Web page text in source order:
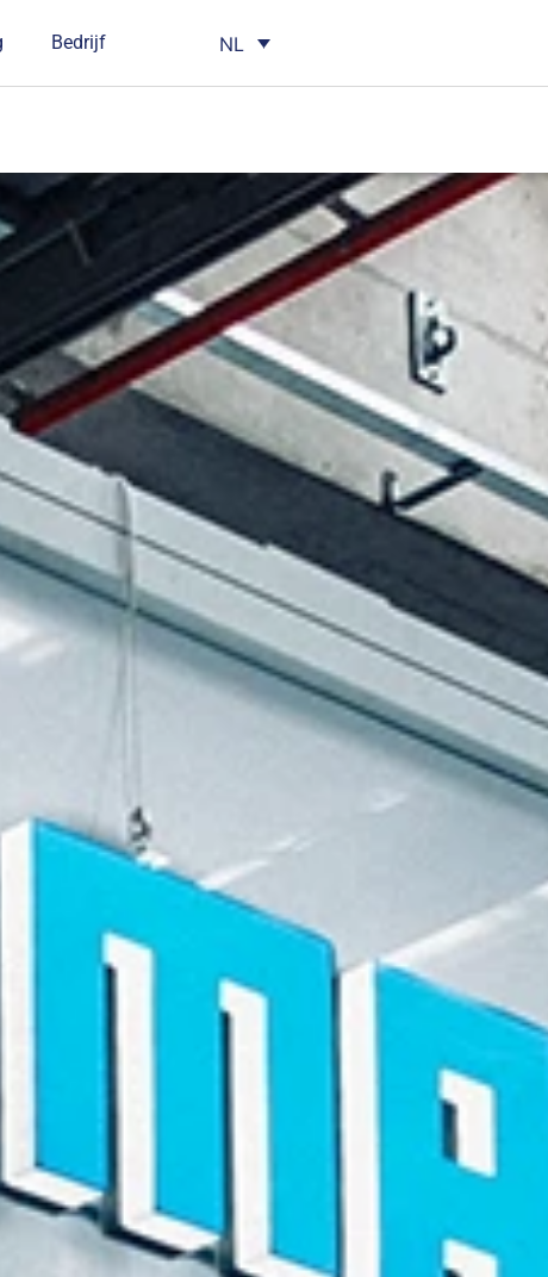
Bedrijf NL